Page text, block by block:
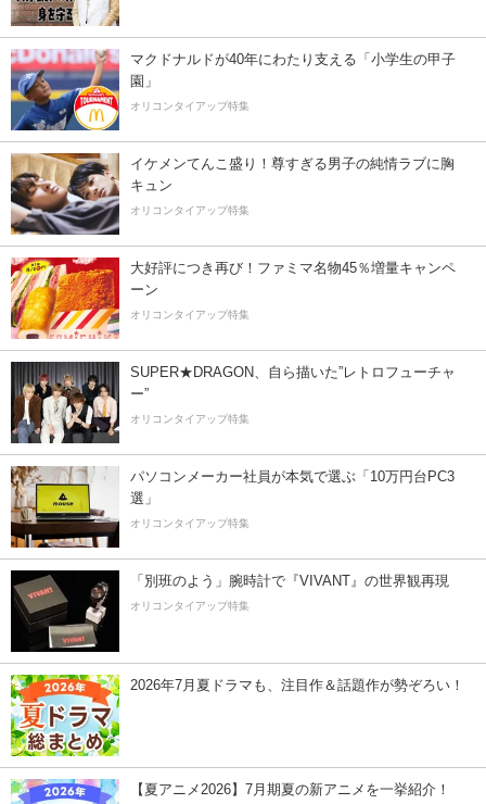
マクドナルドが40年にわたり支える「小学生の甲子
園」
オリコンタイアップ特集
イケメンてんこ盛り！尊すぎる男子の純情ラブに胸
キュン
オリコンタイアップ特集
大好評につき再び！ファミマ名物45％増量キャンペ
ーン
オリコンタイアップ特集
SUPER★DRAGON、自ら描いた”レトロフューチャ
ー”
オリコンタイアップ特集
パソコンメーカー社員が本気で選ぶ「10万円台PC3
選」
オリコンタイアップ特集
「別班のよう」腕時計で『VIVANT』の世界観再現
オリコンタイアップ特集
2026年7月夏ドラマも、注目作＆話題作が勢ぞろい！
【夏アニメ2026】7月期夏の新アニメを一挙紹介！